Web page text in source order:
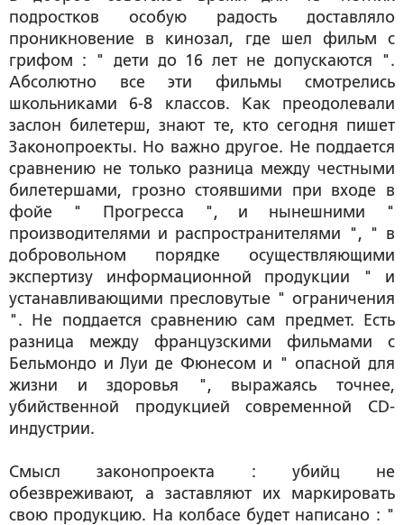
подростков особую радость доставляло
проникновение в кинозал, где шел фильм с
грифом : " дети до 16 лет не допускаются ".
Абсолютно все эти фильмы смотрелись
школьниками 6-8 классов. Как преодолевали
заслон билетерш, знают те, кто сегодня пишет
Законопроекты. Но важно другое. Не поддается
сравнению не только разница между честными
билетершами, грозно стоявшими при входе в
фойе " Прогресса ", и нынешними "
производителями и распространителями ", " в
добровольном порядке осуществляющими
экспертизу информационной продукции " и
устанавливающими пресловутые " ограничения
". Не поддается сравнению сам предмет. Есть
разница между французскими фильмами с
Бельмондо и Луи де Фюнесом и " опасной для
жизни и здоровья ", выражаясь точнее,
убийственной продукцией современной CD-
индустрии.
Смысл законопроекта : убийц не
обезвреживают, а заставляют их маркировать
свою продукцию. На колбасе будет написано : "